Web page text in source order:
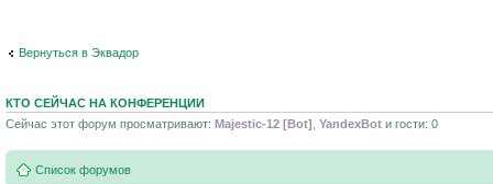
Вернуться в Эквадор
КТО СЕЙЧАС НА КОНФЕРЕНЦИИ
Сейчас этот форум просматривают: Majestic-12 [Bot] YandexBot и гости: 0
Список форумов